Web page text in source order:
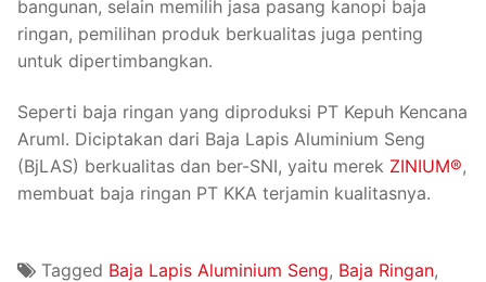
bangunan, selain memilih jasa pasang kanopi baja
ringan, pemilihan produk berkualitas juga penting
untuk dipertimbangkan.
Seperti baja ringan yang diproduksi PT Kepuh Kencana
Aruml. Diciptakan dari Baja Lapis Aluminium Seng
(BjLAS) berkualitas dan ber-SNI, yaitu merek ZINIUM®,
membuat baja ringan PT KKA terjamin kualitasnya.
Tagged Baja Lapis Aluminium Seng, Baja Ringan,